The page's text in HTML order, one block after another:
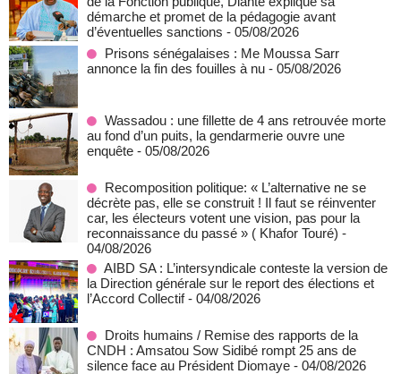
démarche et promet de la pédagogie avant
d’éventuelles sanctions - 05/08/2026
Prisons sénégalaises : Me Moussa Sarr
annonce la fin des fouilles à nu - 05/08/2026
Wassadou : une fillette de 4 ans retrouvée morte
au fond d’un puits, la gendarmerie ouvre une
enquête - 05/08/2026
Recomposition politique: « L’alternative ne se
décrète pas, elle se construit ! Il faut se réinventer
car, les électeurs votent une vision, pas pour la
reconnaissance du passé » ( Khafor Touré) -
04/08/2026
AIBD SA : L’intersyndicale conteste la version de
la Direction générale sur le report des élections et
l’Accord Collectif - 04/08/2026
Droits humains / Remise des rapports de la
CNDH : Amsatou Sow Sidibé rompt 25 ans de
silence face au Président Diomaye - 04/08/2026